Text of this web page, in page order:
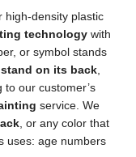
high-density plastic
technology with
or symbol stands
on its back
to our customer’s
service. We
, or any color that
uses: age numbers